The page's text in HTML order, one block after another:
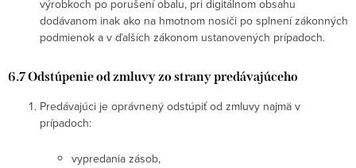
výrobkoch po porušení obalu, pri digitálnom obsahu
dodávanom inak ako na hmotnom nosiči po splnení zákonných
podmienok a v ďalších zákonom ustanovených prípadoch.
6.7 Odstúpenie od zmluvy zo strany predávajúceho
Predávajúci je oprávnený odstúpiť od zmluvy najmä v
prípadoch:
vypredania zásob,